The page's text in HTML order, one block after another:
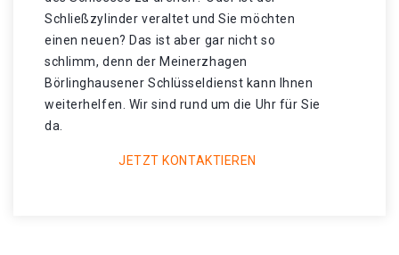
Schließzylinder veraltet und Sie möchten
einen neuen? Das ist aber gar nicht so
schlimm, denn der Meinerzhagen
Börlinghausener Schlüsseldienst kann Ihnen
weiterhelfen. Wir sind rund um die Uhr für Sie
da.
JETZT KONTAKTIEREN